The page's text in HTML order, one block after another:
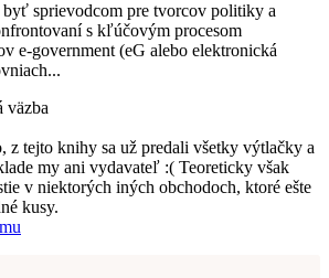
sprievodcom pre tvorcov politiky a
s kľúčovým procesom
e-government (eG alebo elektronická
väzba
z tejto knihy sa už predali všetky výtlačky a
my ani vydavateľ :( Teoreticky však
v niektorých iných obchodoch, ktoré ešte
kusy.